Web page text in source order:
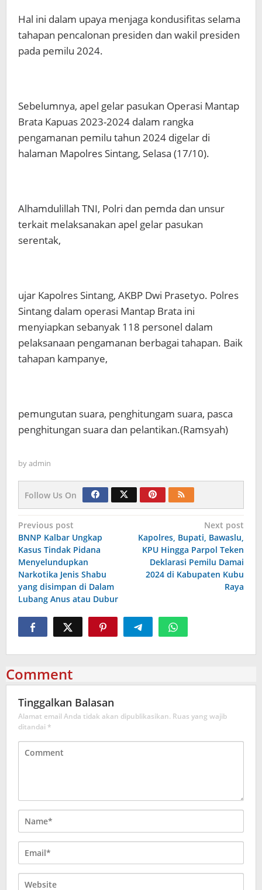
Hal ini dalam upaya menjaga kondusifitas selama
tahapan pencalonan presiden dan wakil presiden
pada pemilu 2024.
Sebelumnya, apel gelar pasukan Operasi Mantap
Brata Kapuas 2023-2024 dalam rangka
pengamanan pemilu tahun 2024 digelar di
halaman Mapolres Sintang, Selasa (17/10).
Alhamdulillah TNI, Polri dan pemda dan unsur
terkait melaksanakan apel gelar pasukan
serentak,
ujar Kapolres Sintang, AKBP Dwi Prasetyo. Polres
Sintang dalam operasi Mantap Brata ini
menyiapkan sebanyak 118 personel dalam
pelaksanaan pengamanan berbagai tahapan. Baik
tahapan kampanye,
pemungutan suara, penghitungam suara, pasca
penghitungan suara dan pelantikan.(Ramsyah)
byadmin
Follow Us On
Navigasi
pos
Previous post
BNNP Kalbar Ungkap
Kasus Tindak Pidana
Menyelundupkan
Narkotika Jenis Shabu
yang disimpan di Dalam
Lubang Anus atau Dubur
Next post
Kapolres, Bupati, Bawaslu,
KPU Hingga Parpol Teken
Deklarasi Pemilu Damai
2024 di Kabupaten Kubu
Raya
Comment
Tinggalkan Balasan
Alamat email Anda tidak akan dipublikasikan. Ruas yang wajib
ditandai *